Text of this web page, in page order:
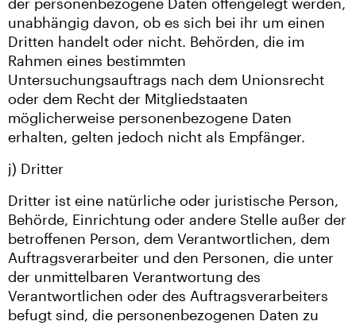
der personenbezogene Daten offengelegt werden,
unabhängig davon, ob es sich bei ihr um einen
Dritten handelt oder nicht. Behörden, die im
Rahmen eines bestimmten
Untersuchungsauftrags nach dem Unionsrecht
oder dem Recht der Mitgliedstaaten
möglicherweise personenbezogene Daten
erhalten, gelten jedoch nicht als Empfänger.
j) Dritter
Dritter ist eine natürliche oder juristische Person,
Behörde, Einrichtung oder andere Stelle außer der
betroffenen Person, dem Verantwortlichen, dem
Auftragsverarbeiter und den Personen, die unter
der unmittelbaren Verantwortung des
Verantwortlichen oder des Auftragsverarbeiters
befugt sind, die personenbezogenen Daten zu